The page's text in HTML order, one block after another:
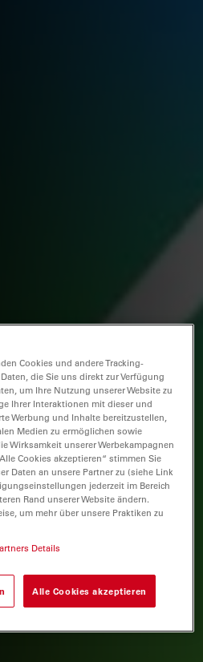
Cookies und andere Tracking-
die Sie uns direkt zur Verfügung
um Ihre Nutzung unserer Website zu
Ihrer Interaktionen mit dieser und
Werbung und Inhalte bereitzustellen,
Medien zu ermöglichen sowie
Wirksamkeit unserer Werbekampagnen
Cookies akzeptieren“ stimmen Sie
Daten an unsere Partner zu (siehe Link
jederzeit im Bereich
Rand unserer Website ändern.
um mehr über unsere Praktiken zu
Details
Alle Cookies akzeptieren